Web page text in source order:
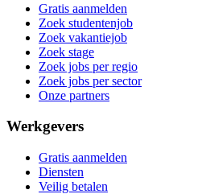
Gratis aanmelden
Zoek studentenjob
Zoek vakantiejob
Zoek stage
Zoek jobs per regio
Zoek jobs per sector
Onze partners
Werkgevers
Gratis aanmelden
Diensten
Veilig betalen